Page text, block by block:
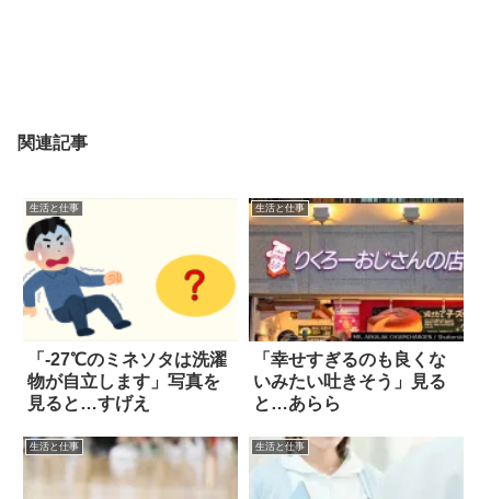
関連記事
生活と仕事
「-27℃のミネソタは洗濯
物が自立します」写真を
見ると…すげえ
生活と仕事
「幸せすぎるのも良くな
いみたい吐きそう」見る
と…あらら
生活と仕事 生活と仕事